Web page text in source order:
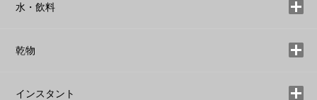
水・飲料
乾物
インスタント